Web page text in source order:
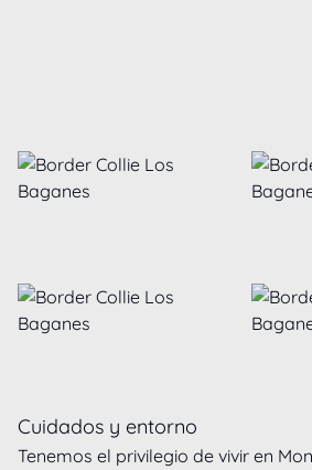
Cuidados y entorno
Tenemos el privilegio de vivir en